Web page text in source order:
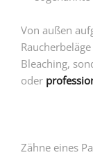
Von außen
Bleaching,
oder
Zähne eines